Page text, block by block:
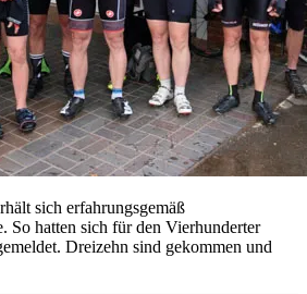
sich erfahrungsgemäß
So hatten sich für den Vierhunderter
Dreizehn sind gekommen und